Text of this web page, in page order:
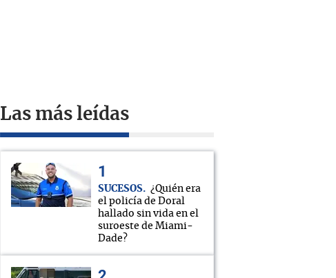
Las más leídas
SUCESOS
¿Quién era
el policía de Doral
hallado sin vida en el
suroeste de Miami-
Dade?